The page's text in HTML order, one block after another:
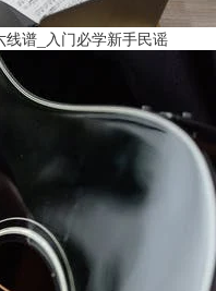
谱_入门必学新手民谣